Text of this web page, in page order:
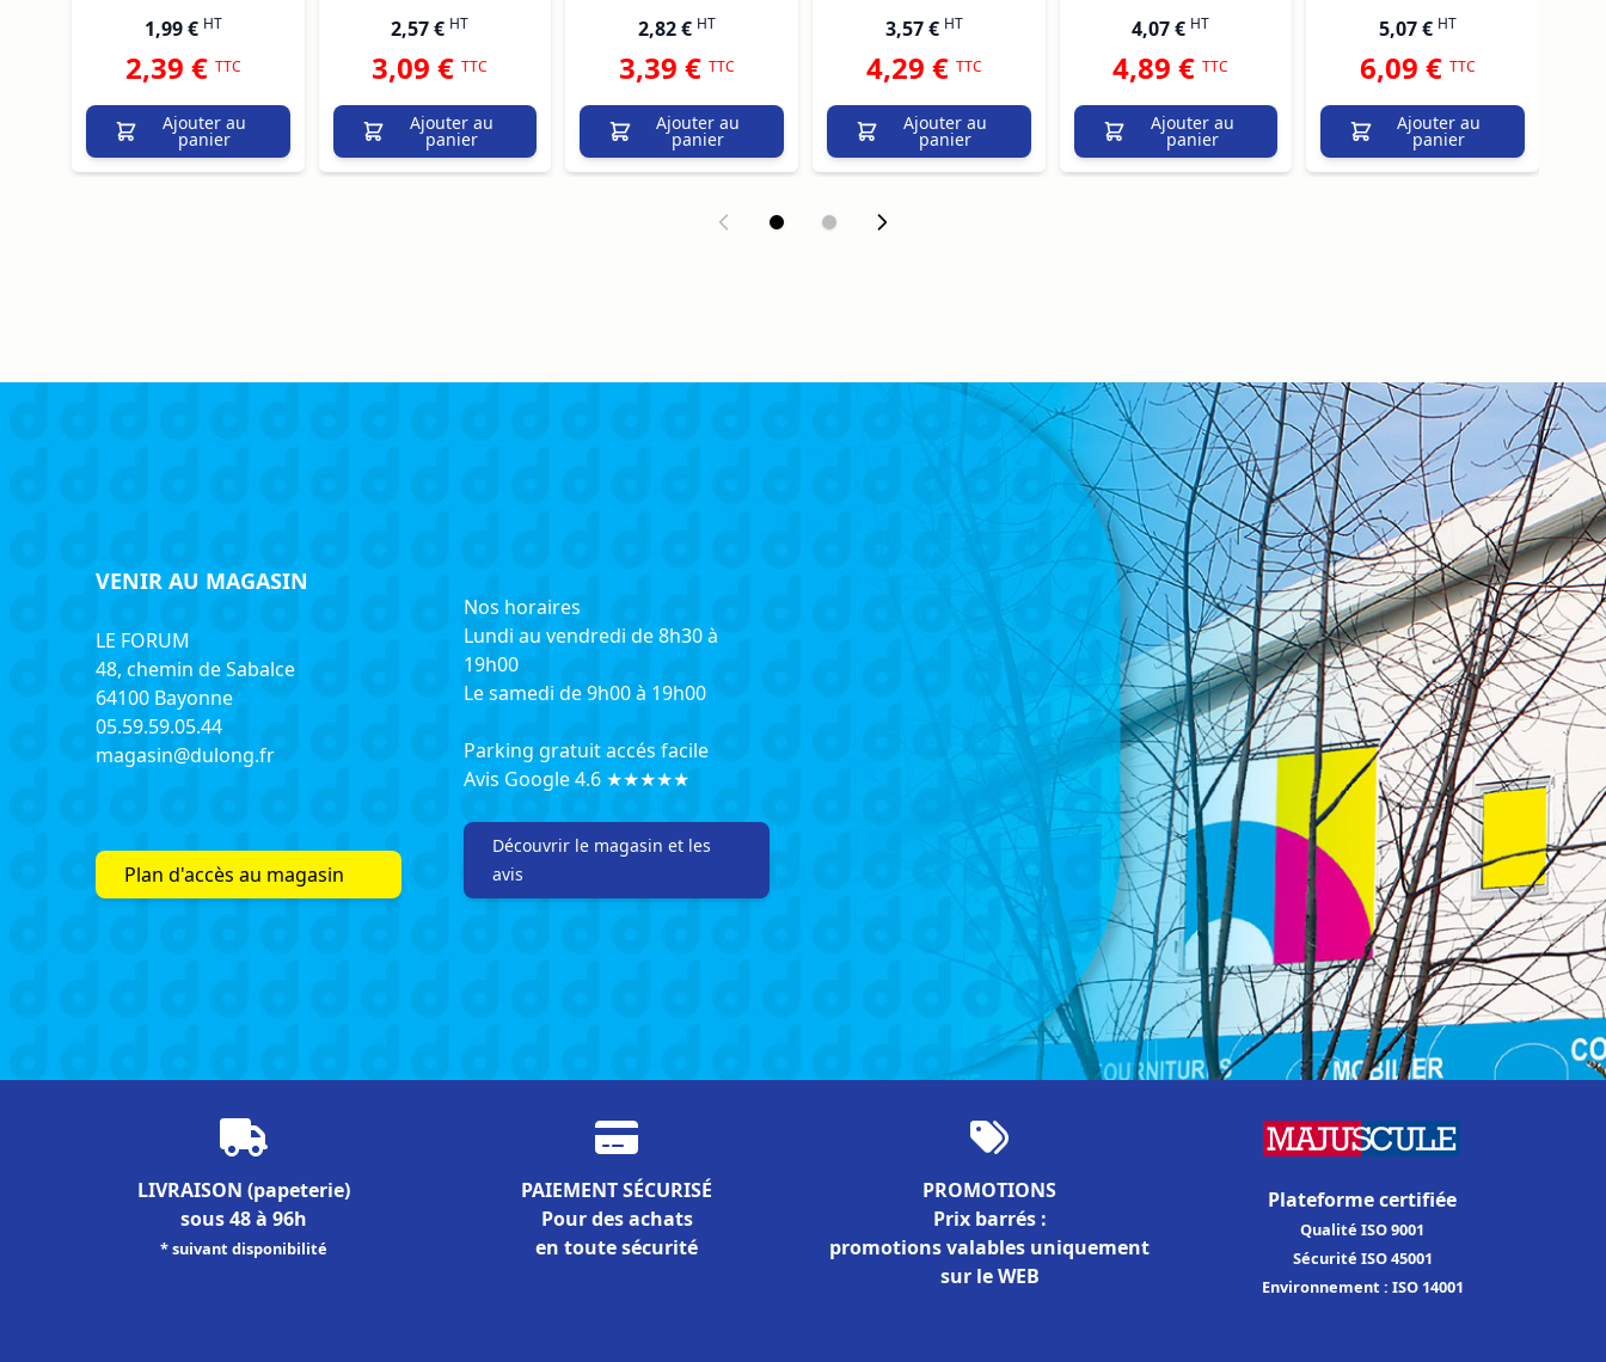
1,99 € HT
2,39 € TTC
Ajouter au
panier
2,57 € HT
3,09 €TTC
Ajouter au
panier
2,82 € HT
3,39 €TTC
Ajouter au
panier
3,57 € HT
4,29 € TTC
Ajouter au
panier
4,07 € HT
4,89 €TTC
Ajouter au
panier
5,07 € HT
6,09 €TTC
Ajouter au
panier
VENIR AU MAGASIN
LE FORUM
48, chemin de Sabalce
64100 Bayonne
05.59.59.05.44
magasin@dulong.fr
Plan d'accès au magasin
Nos horaires
Lundi au vendredi de 8h30 à
19h00
Le samedi de 9h00 à 19h00
Parking gratuit accés facile
Avis Google 4.6 ★★★★★
Découvrir le magasin et les
avis
LIVRAISON (papeterie)
sous 48 à 96h
* suivant disponibilité
PAIEMENT SÉCURISÉ
Pour des achats
en toute sécurité
PROMOTIONS
Prix barrés :
promotions valables uniquement
sur le WEB
Plateforme certifiée
Qualité ISO 9001
Sécurité ISO 45001
Environnement : ISO 14001